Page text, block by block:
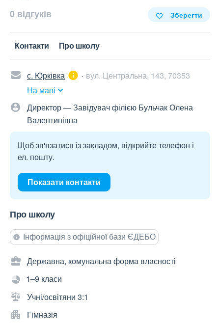
0 відгуків Зберегти
Контакти Про школу
с. Юрківка
вул. Центральна, 143, 70353
На мапі
Директор — Завідувач філією Бульчак Олена
Валентинівна
Щоб зв'язатися із закладом, відкрийте телефон і
ел. пошту.
Показати контакти
Про школу
Інформація з офіційної бази ЄДЕБО
Державна, комунальна форма власності
1–9 класи
Учні/освітяни 3:1
Гімназія